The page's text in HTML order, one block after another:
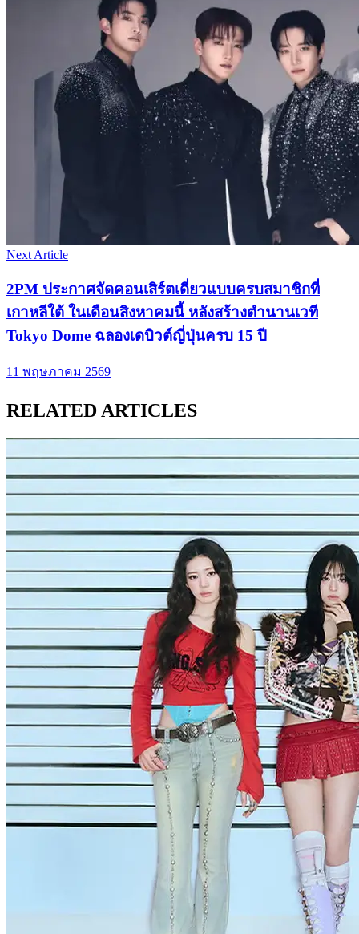
Next Article
2PM ประกาศจัดคอนเสิร์ตเดี่ยวแบบครบสมาชิกที่
เกาหลีใต้ ในเดือนสิงหาคมนี้ หลังสร้างตำนานเวที
Tokyo Dome ฉลองเดบิวต์ญี่ปุ่นครบ 15 ปี
11 พฤษภาคม 2569
RELATED ARTICLES